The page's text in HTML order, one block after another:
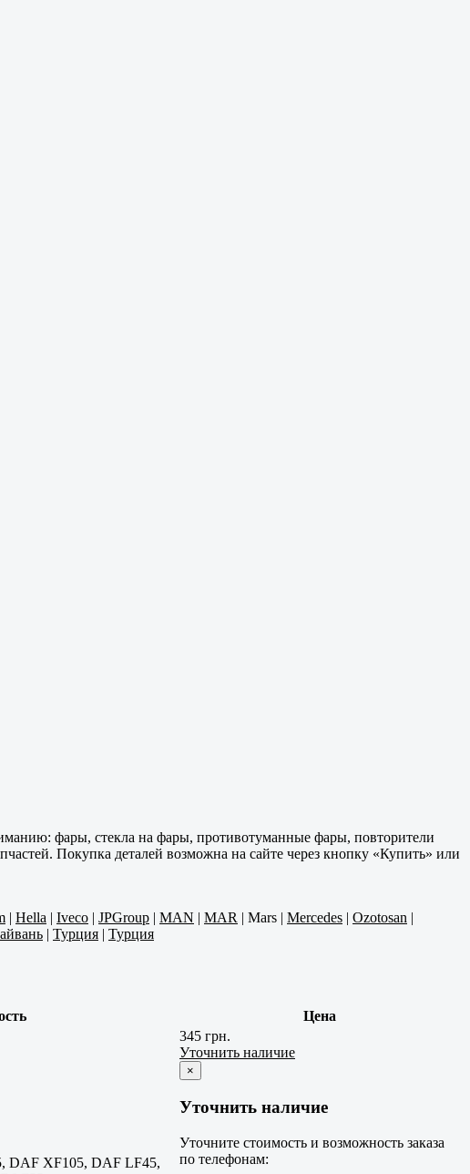
фары, стекла на фары, противотуманные фары, повторители
Покупка деталей возможна на сайте через кнопку «Купить» или
| Hella | Iveco | JPGroup | MAN | MAR | Mars | Mercedes | Ozotosan |
| Турция | Турция
Цена
DAF XF105, DAF LF45,
345 грн.
Уточнить наличие
×
Уточнить наличие
Уточните стоимость и возможность заказа
по телефонам: